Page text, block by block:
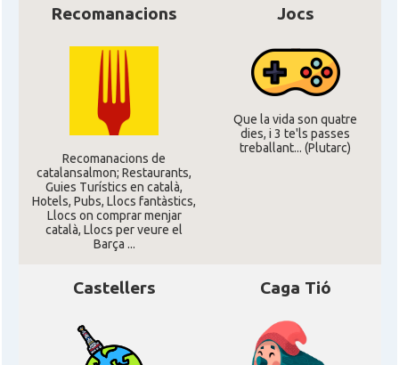
Recomanacions
Recomanacions de
catalansalmon; Restaurants,
Guies Turístics en català,
Hotels, Pubs, Llocs fantàstics,
Llocs on comprar menjar
català, Llocs per veure el
Barça ...
Jocs
Que la vida son quatre
dies, i 3 te'ls passes
treballant... (Plutarc)
Castellers Caga Tió